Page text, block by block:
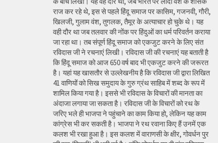
राज कर रहे थे, इस से पहले हिंदू समाज पर कासिम, गजनवी, गौरी,
खिलजी, गुलाम वंश, तुगलक, तैमूर के अत्याचार हो चुके थे। यह
वही दौर था जब तलवार की नोंक पर हिंदुओं का धर्म परिवर्तन कराया
जा रहा था। तब संपूर्ण हिंदू समाज को एकजुट करने के लिए संत
रविदास जी ने रचनाएं लिखी। रविदास जी की रचनाएं यह बताती है
कि हिंदू समाज को आज 650 वर्ष बाद भी एकजुट करने की जरूरत
है। यहां यह खासतौर से उल्लेखनीय है कि रविदास जी द्वारा लिखित
41 वाणियोंं को सिख समुदाय के गुरु ग्रंथ साहिब में शब्द के रूप में
शामिल किया गया है। इससे भी रविदास के विचारों की मानता का
अंदाजा लगाया जा सकता है। रविदास जी के विचारों को रथ के
जरिए भले ही भाजपा ने पहुंचाने का काम किया हो, लेकिन यह काम
कांग्रेस भी कर सकती है। भाजपा ने रथ रवाना किए हैं उनमें एक
कलश भी रखा हुआ है। इस कलश में वाराणसी के क्षीर, गोवर्धन पुर